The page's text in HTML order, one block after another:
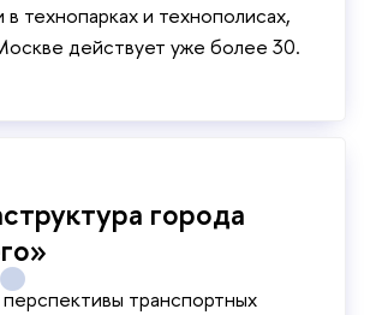
технопарках и технополисах,
действует уже более 30.
города
транспортных